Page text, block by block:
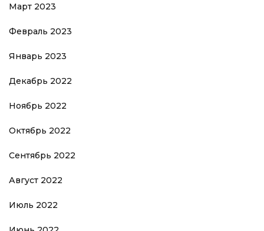
Март 2023
Февраль 2023
Январь 2023
Декабрь 2022
Ноябрь 2022
Октябрь 2022
Сентябрь 2022
Август 2022
Июль 2022